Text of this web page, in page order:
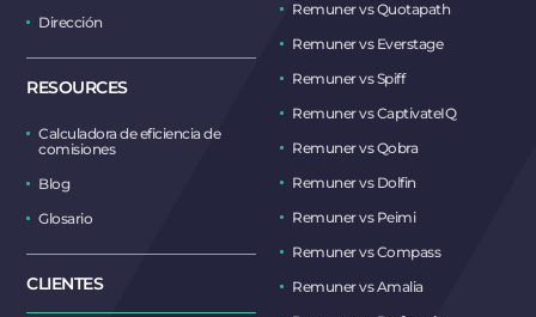
Dirección
RESOURCES
Calculadora de eficiencia de
comisiones
Blog
Glosario
CLIENTES
Remuner vs Quotapath
Remuner vs Everstage
Remuner vs Spiff
Remuner vs CaptivateIQ
Remuner vs Qobra
Remuner vs Dolfin
Remuner vs Peimi
Remuner vs Compass
Remuner vs Amalia